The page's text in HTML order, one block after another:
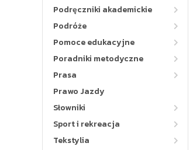
Podręczniki akademickie
Podróże
Pomoce edukacyjne
Poradniki metodyczne
Prasa
Prawo Jazdy
Słowniki
Sport i rekreacja
Tekstylia